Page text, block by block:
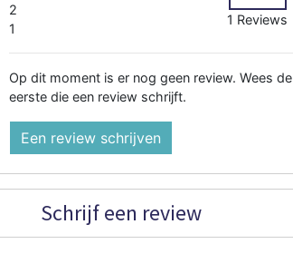
2
1
1 Reviews
Op dit moment is er nog geen review. Wees de
eerste die een review schrijft.
Een review schrijven
Schrijf een review